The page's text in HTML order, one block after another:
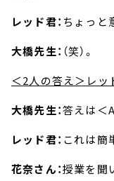
レッド君： ちょっと
大橋先生： （笑）。
＜2人の答え＞レッ
大橋先生：答えは＜
レッド君： これは簡
花奈さん：授業を聞